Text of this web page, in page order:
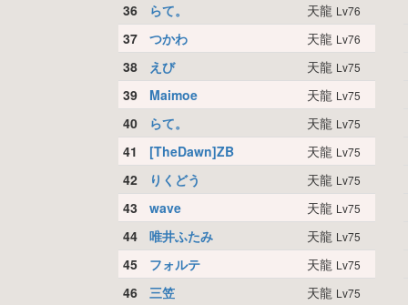
36 らて。 天龍 Lv76
37 つかわ 天龍 Lv76
38 えび 天龍 Lv75
39 Maimoe 天龍 Lv75
40 らて。 天龍 Lv75
41 [TheDawn]ZB 天龍 Lv75
42 りくどう 天龍 Lv75
43 wave 天龍 Lv75
44 唯井ふたみ 天龍 Lv75
45 フォルテ 天龍 Lv75
46 三笠 天龍 Lv75